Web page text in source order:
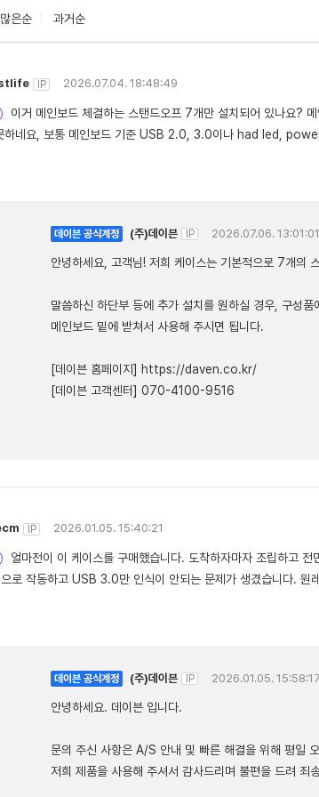
은순 과거순
IP 2026.07.04. 18:48:49
이거 메인보드 체결하는 스탠드오프 7개만 설치되어 있나요?
하네요, 보통 메인보드 기준 USB 2.0, 3.0이나 had led,
데이븐 공식계정 (주)데이븐 IP 2026.07.06. 13:01:01
안녕하세요, 고객님! 저희 케이스는 기본적으로 7개의
말씀하신 하단부 등에 추가 설치를 원하실 경우, 구성
메인보드 밑에 받쳐서 사용해 주시면 됩니다.
[데이븐 홈페이지] https://daven.co.kr/
[데이븐 고객센터] 070-4100-9516
IP 2026.01.05. 15:40:21
얼마전이 이 케이스를 구매했습니다. 도착하자마자 조립하고
로 작동하고 USB 3.0만 인식이 안되는 문제가 생겼습니다. 원
데이븐 공식계정 (주)데이븐 IP 2026.01.05. 15:58:17
안녕하세요. 데이븐 입니다.
문의 주신 사항은 A/S 안내 및 빠른 해결을 위해 평일
저희 제품을 사용해 주셔서 감사드리며 불편을 드려 죄